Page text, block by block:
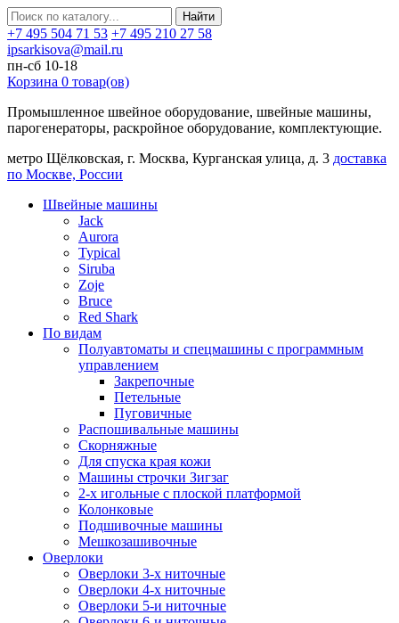
Найти
+7 495 504 71 53 +7 495 210 27 58
ipsarkisova@mail.ru
пн-сб 10-18
Корзина 0 товар(ов)
Промышленное швейное оборудование, швейные машины,
парогенераторы, раскройное оборудование, комплектующие.
метро Щёлковская, г. Москва, Курганская улица, д. 3 доставка
по Москве, России
Швейные машины
Jack
Aurora
Typical
Siruba
Zoje
Bruce
Red Shark
По видам
Полуавтоматы и спецмашины с программным
управлением
Закрепочные
Петельные
Пуговичные
Распошивальные машины
Скорняжные
Для спуска края кожи
Машины строчки Зигзаг
2-х игольные с плоской платформой
Колонковые
Подшивочные машины
Мешкозашивочные
Оверлоки
Оверлоки 3-х ниточные
Оверлоки 4-х ниточные
Оверлоки 5-и ниточные